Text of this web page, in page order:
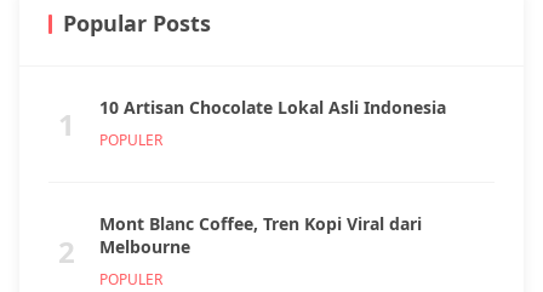
Popular Posts
1 10 Artisan Chocolate Lokal Asli Indonesia
POPULER
2
Mont Blanc Coffee, Tren Kopi Viral dari
Melbourne
POPULER